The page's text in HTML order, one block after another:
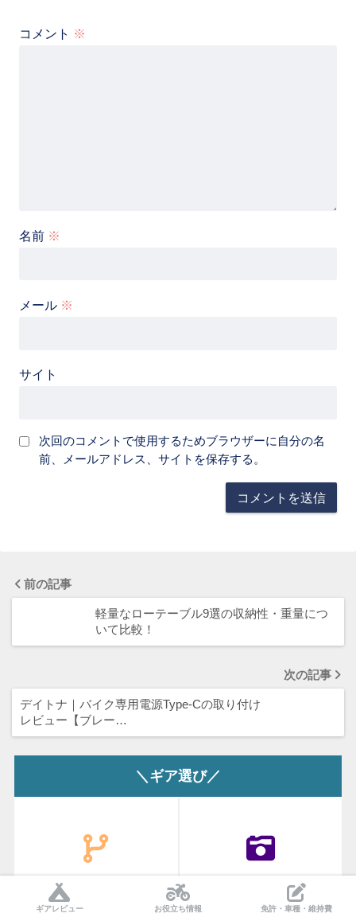
コメント ※
名前 ※
メール ※
サイト
次回のコメントで使用するためブラウザーに自分の名
前、メールアドレス、サイトを保存する。
前の記事
軽量なローテーブル9選の収納性・重量につ
いて比較！
次の記事
デイトナ｜バイク専用電源Type-Cの取り付け
レビュー【ブレー…
＼ギア選び／
ドライブレコーダー
ギアレビュー お役立ち情報 免許・車種・維持費